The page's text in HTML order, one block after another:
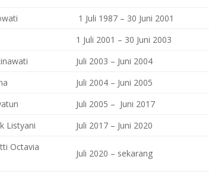
1 Juli 1987 – 30 Juni 2001
1 Juli 2001 – 30 Juni 2003
Juli 2003 – Juni 2004
Juli 2004 – Juni 2005
Juli 2005 – Juni 2017
Listyani
Juli 2017 – Juni 2020
Octavia
Juli 2020 – sekarang